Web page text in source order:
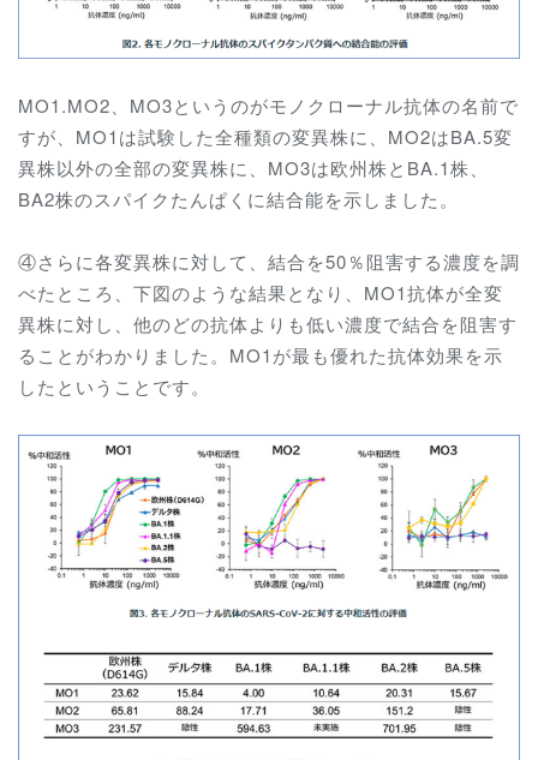
MO1.MO2、MO3というのがモノクローナル抗体の名前で
すが、MO1は試験した全種類の変異株に、MO2はBA.5変
異株以外の全部の変異株に、MO3は欧州株とBA.1株、
BA2株のスパイクたんぱくに結合能を示しました。
④さらに各変異株に対して、結合を50％阻害する濃度を調
べたところ、下図のような結果となり、MO1抗体が全変
異株に対し、他のどの抗体よりも低い濃度で結合を阻害す
ることがわかりました。MO1が最も優れた抗体効果を示
したということです。